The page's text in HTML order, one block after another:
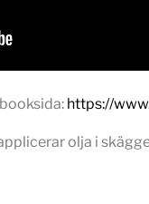
https://
olja i